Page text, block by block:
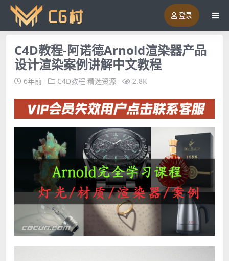
登录
C4D教程-阿诺德Arnold渲染器产品
设计渲染案例讲解中文教程
6年前 C4D教程 精选资源 2.8K